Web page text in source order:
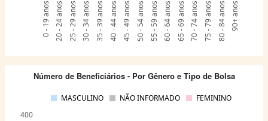
0 - 19 anos 20 - 24 anos 25 - 29 anos30 - 34 anos 35 - 39 anos 40 - 44 anos45 - 49 anos 50 - 54 anos 55 - 59 anos60 - 64 anos 65 - 69 anos70 - 74 anos 75 - 79 anos 80 - 84 anos 90+ anos
Número de Beneficiários - Por Gênero e Tipo de Bolsa
MASCULINO NÃO INFORMADO FEMININO
400